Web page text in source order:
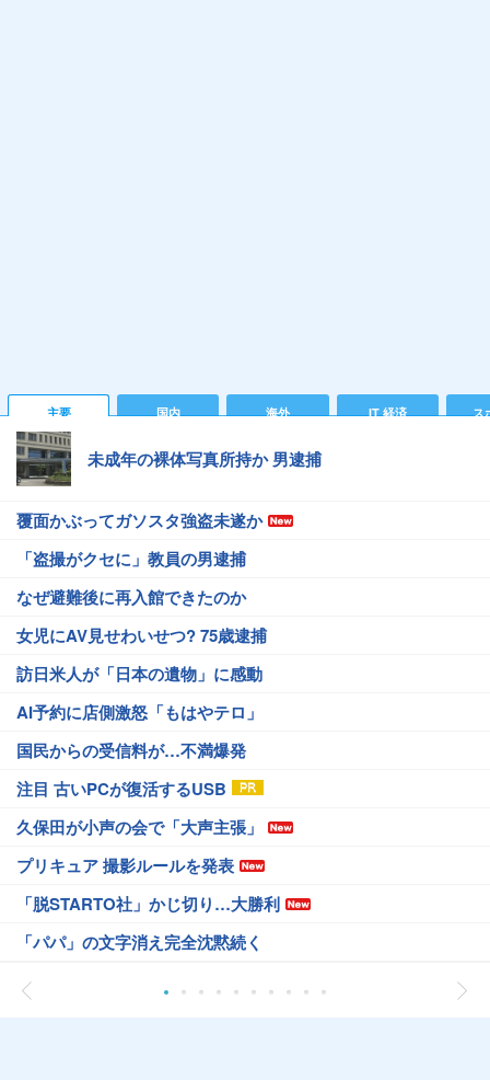
主要 国内 海外 IT 経済 ス
未成年の裸体写真所持か 男逮捕
覆面かぶってガソスタ強盗未遂か
「盗撮がクセに」教員の男逮捕
なぜ避難後に再入館できたのか
女児にAV見せわいせつ? 75歳逮捕
訪日米人が「日本の遺物」に感動
AI予約に店側激怒「もはやテロ」
国民からの受信料が…不満爆発
注目 古いPCが復活するUSB
久保田が小声の会で「大声主張」
プリキュア 撮影ルールを発表
「脱STARTO社」かじ切り…大勝利
「パパ」の文字消え完全沈黙続く